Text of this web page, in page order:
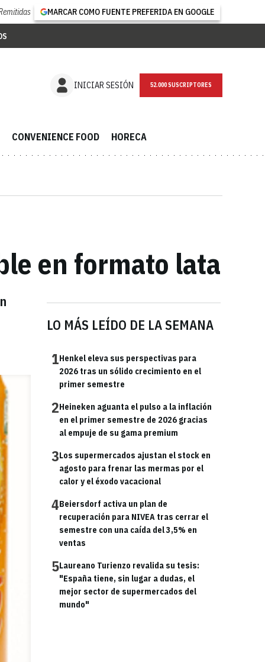
MARCAR COMO FUENTE PREFERIDA EN GOOGLE
INICIAR SESIÓN NEWSLETTER
CONVENIENCE FOOD HORECA
en formato lata
LO MÁS LEÍDO DE LA SEMANA
1Henkel eleva sus perspectivas para
2026 tras un sólido crecimiento en el
primer semestre
2Heineken aguanta el pulso a la inflación
en el primer semestre de 2026 gracias
al empuje de su gama premium
3Los supermercados ajustan el stock en
agosto para frenar las mermas por el
calor y el éxodo vacacional
4Beiersdorf activa un plan de
recuperación para NIVEA tras cerrar el
semestre con una caída del 3,5% en
ventas
5Laureano Turienzo revalida su tesis:
"España tiene, sin lugar a dudas, el
mejor sector de supermercados del
mundo"